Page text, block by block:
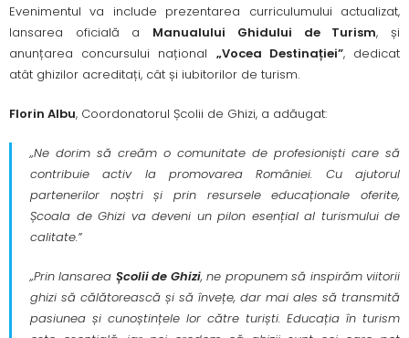
Evenimentul va include prezentarea curriculumului actualizat,
lansarea oficială a Manualului Ghidului de Turism, și
anunțarea concursului național „Vocea Destinației”, dedicat
atât ghizilor acreditați, cât și iubitorilor de turism.
Florin Albu, Coordonatorul Școlii de Ghizi, a adăugat:
„Ne dorim să creăm o comunitate de profesioniști care să
contribuie activ la promovarea României. Cu ajutorul
partenerilor noștri și prin resursele educaționale oferite,
Școala de Ghizi va deveni un pilon esențial al turismului de
calitate.”
„Prin lansarea Școlii de Ghizi, ne propunem să inspirăm viitorii
ghizi să călătorească și să învețe, dar mai ales să transmită
pasiunea și cunoștințele lor către turiști. Educația în turism